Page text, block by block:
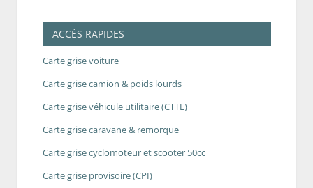
ACCÈS RAPIDES
Carte grise voiture
Carte grise camion & poids lourds
Carte grise véhicule utilitaire (CTTE)
Carte grise caravane & remorque
Carte grise cyclomoteur et scooter 50cc
Carte grise provisoire (CPI)